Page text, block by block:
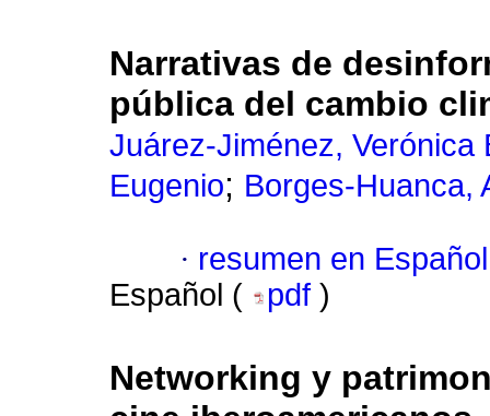
Narrativas de
pública del cambio
Juárez-Jiménez, Verónica
Eugenio; Borges-Huanca,
· resumen en Español
Español (
pdf )
Networking y